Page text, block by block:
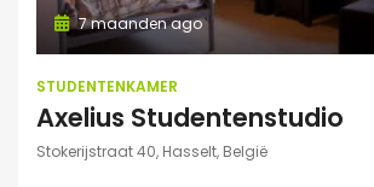
7 maanden ago
STUDENTENKAMER
Axelius Studentenstudio
Stokerijstraat 40, Hasselt, België